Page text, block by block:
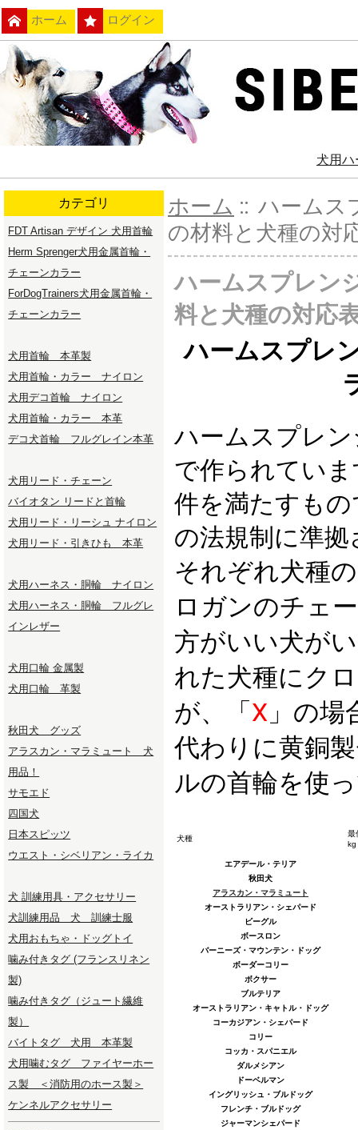
ホーム ログイン
犬用
カテゴリ
FDT Artisan デザイン 犬用首輪
Herm Sprenger犬用金属首輪・
チェーンカラー
ForDogTrainers犬用金属首輪・
チェーンカラー
犬用首輪 本革製
犬用首輪・カラー ナイロン
犬用デコ首輪 ナイロン
犬用首輪・カラー 本革
デコ犬首輪 フルグレイン本革
犬用リード・チェーン
バイオタン リードと首輪
犬用リード・リーシュ ナイロン
犬用リード・引きひも 本革
犬用ハーネス・胴輪 ナイロン
犬用ハーネス・胴輪 フルグレ
インレザー
犬用口輪 金属製
犬用口輪 革製
秋田犬 グッズ
アラスカン・マラミュート 犬
用品！
サモエド
四国犬
日本スピッツ
ウエスト・シベリアン・ライカ
犬 訓練用具・アクセサリー
犬訓練用品 犬 訓練士服
犬用おもちゃ・ドッグトイ
噛み付きタグ (フランスリネン
製)
噛み付きタグ（ジュート繊維
製）
バイトタグ 犬用 本革製
犬用噛むタグ ファイヤーホー
ス製 ＜消防用のホース製＞
ケンネルアクセサリー
ホーム :: ハームス
の材料と犬種の対
ハームスプレン
料と犬種の対応
ハームスプレ
ハームスプレ
で作られてい
件を満たすも
の法規制に準
それぞれ犬種
ロガンのチェ
方がいい犬が
れた犬種にク
が、「 X 」の
代わりに黄銅
ルの首輪を使
犬種
最
kg
エアデール・テリア
秋田犬
アラスカン・マラミュート
オーストラリアン・シェパード
ビーグル
ボースロン
バーニーズ・マウンテン・ドッグ
ボーダーコリー
ボクサー
ブルテリア
オーストラリアン・キャトル・ドッグ
コーカジアン・シェパード
コリー
コッカ・スパニエル
ダルメシアン
ドーベルマン
イングリッシュ・ブルドッグ
フレンチ・ブルドッグ
ジャーマンシェパード